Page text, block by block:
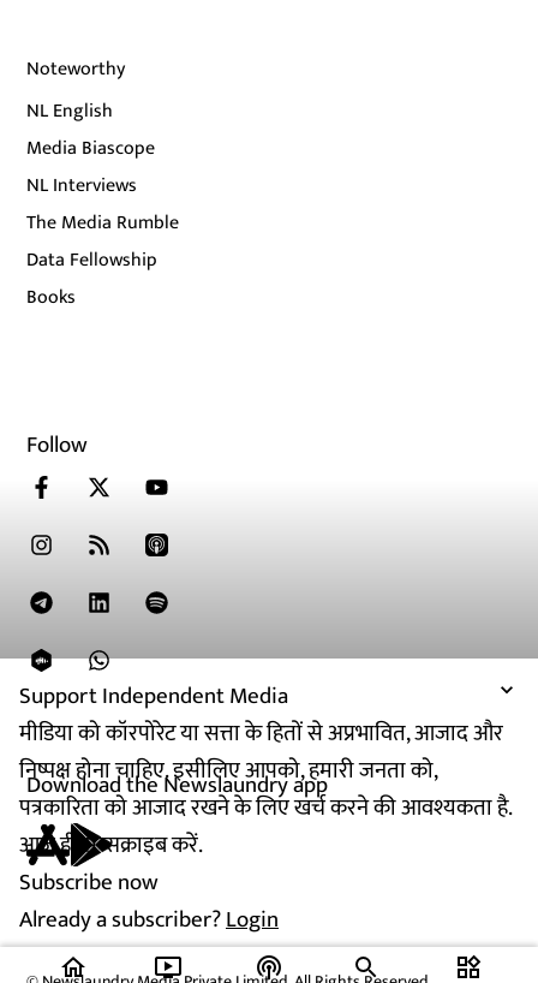
Support Independent Media
मीडिया को कॉरपोरेट या सत्ता के हितों से अप्रभावित, आजाद और
निष्पक्ष होना चाहिए. इसीलिए आपको, हमारी जनता को,
पत्रकारिता को आजाद रखने के लिए खर्च करने की आवश्यकता है.
आज ही सब्सक्राइब करें.
Subscribe now
Already a subscriber?Login
Noteworthy
NL English
Media Biascope
NL Interviews
The Media Rumble
Data Fellowship
Books
Follow
Download the Newslaundry app
home ondemand_video podcasts widgets